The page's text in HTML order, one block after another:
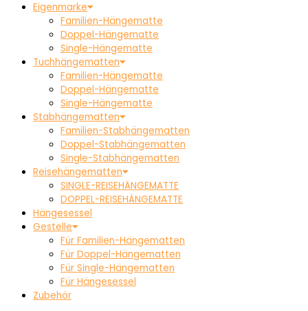
Eigenmarke
Familien-Hängematte
Doppel-Hängematte
Single-Hängematte
Tuchhängematten
Familien-Hängematte
Doppel-Hängematte
Single-Hängematte
Stabhängematten
Familien-Stabhängematten
Doppel-Stabhängematten
Single-Stabhängematten
Reisehängematten
SINGLE-REISEHÄNGEMATTE
DOPPEL-REISEHÄNGEMATTE
Hängesessel
Gestelle
Für Familien-Hängematten
Für Doppel-Hängematten
Für Single-Hängematten
Für Hängesessel
Zubehör